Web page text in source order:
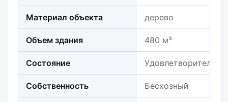
Материал объекта дерево
Объем здания 480 м³
Состояние
Собственность Бесхозный